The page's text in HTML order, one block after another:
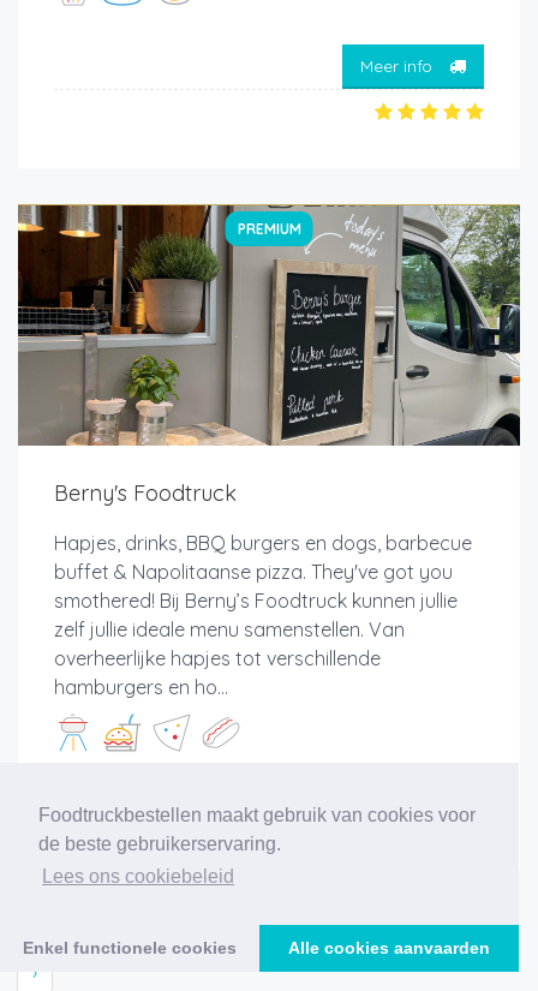
Foodtruckbestellen maakt gebruik van cookies voor
de beste gebruikerservaring.
Lees ons cookiebeleid
Enkel functionele cookies Alle cookies aanvaarden
Meer info
PREMIUM
Berny's Foodtruck
Hapjes, drinks, BBQ burgers en dogs, barbecue
buffet & Napolitaanse pizza. They've got you
smothered! Bij Berny’s Foodtruck kunnen jullie
zelf jullie ideale menu samenstellen. Van
overheerlijke hapjes tot verschillende
hamburgers en ho...
Meer info
6 7 8 9 10
11
›